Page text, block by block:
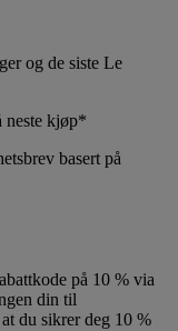
og de siste Le
neste kjøp*
basert på
på 10 % via
din til
du sikrer deg 10 %